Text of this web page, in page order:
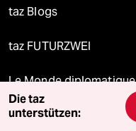
taz Blogs
taz FUTURZWEI
Le Monde diplomatique
taz Archiv
Die taz
unterstützen: